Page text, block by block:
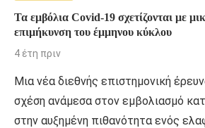
Τα εμβόλια Covid-19 σχετίζονται με
επιμήκυνση του έμμηνου κύκλου
4 έτη πριν
Μια νέα διεθνής επιστημονική
σχέση ανάμεσα στον εμβολιασμό
στην αυξημένη πιθανότητα ενός